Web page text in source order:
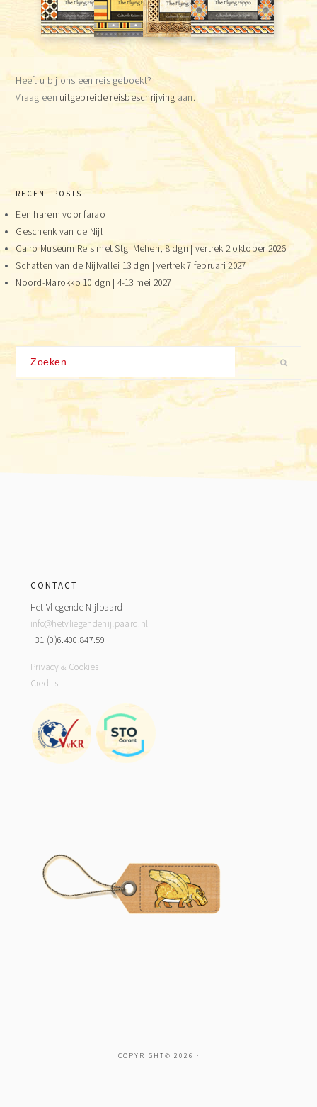
Heeft u bij ons een reis geboekt?
Vraag een uitgebreide reisbeschrijving aan.
RECENT POSTS
Een harem voor farao
Geschenk van de Nijl
Cairo Museum Reis met Stg. Mehen, 8 dgn | vertrek 2 oktober 2026
Schatten van de Nijlvallei 13 dgn | vertrek 7 februari 2027
Noord-Marokko 10 dgn | 4-13 mei 2027
CONTACT
Het Vliegende Nijlpaard
info@hetvliegendenijlpaard.nl
+31 (0)6.400.847.59
Privacy & Cookies
Credits
COPYRIGHT© 2026 ·